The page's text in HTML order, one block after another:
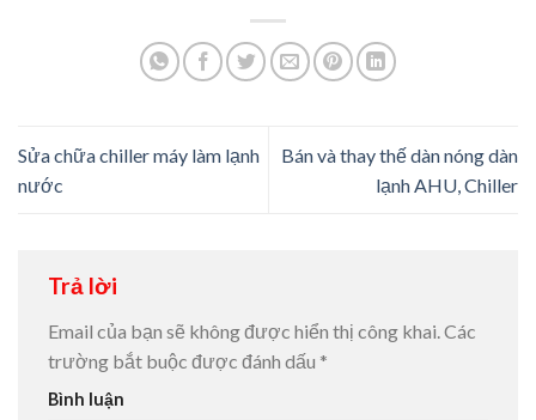
Sửa chữa chiller máy làm lạnh
nước
Bán và thay thế dàn nóng dàn
lạnh AHU, Chiller
Trả lời
Email của bạn sẽ không được hiển thị công khai.Các
trường bắt buộc được đánh dấu *
Bình luận